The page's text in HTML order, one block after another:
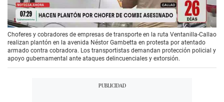
00:00 /04:29
Choferes y cobradores de empresas de transporte en la ruta Ventanilla-Callao
realizan plantón en la avenida Néstor Gambetta en protesta por atentado
armado contra cobradora. Los transportistas demandan protección policial y
apoyo gubernamental ante ataques delincuenciales y extorsión.